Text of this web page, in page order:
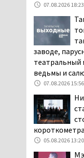
паразитов,
ребёнка в
Нижнего
05.08.2026 17:59
«Упырь»
под
07.08.2026 18:23
заводе,
театральный
ведьмы и
07.08.2026 15:56
05.08.2026 13:20